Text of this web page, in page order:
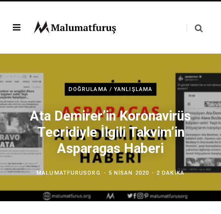
DOĞRULAMA / YANLIŞLAMA
Ata Demirer’in Koronavirüs
Tecridiyle İlgili Takvim’in
Asparagas Haberi
MALUMATFURUSORG 5 NISAN 2020 2 DAKIKA